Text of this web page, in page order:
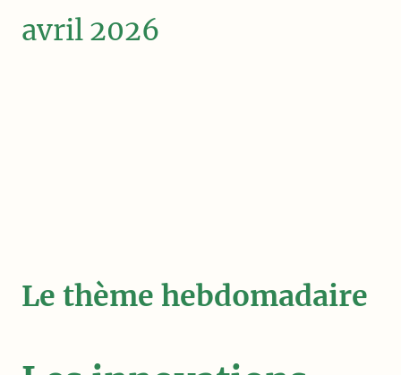
avril 2026
Le thème hebdomadaire